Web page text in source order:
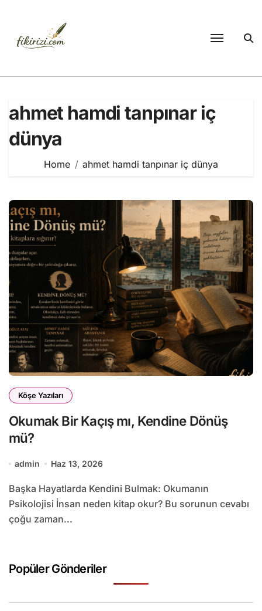
ahmet hamdi tanpınar iç
dünya
Home ahmet hamdi tanpınar iç dünya
Köşe Yazıları
Okumak Bir Kaçış mı, Kendine Dönüş
mü?
admin Haz 13, 2026
Başka Hayatlarda Kendini Bulmak: Okumanın
Psikolojisi İnsan neden kitap okur? Bu sorunun cevabı
çoğu zaman...
Popüler Gönderiler